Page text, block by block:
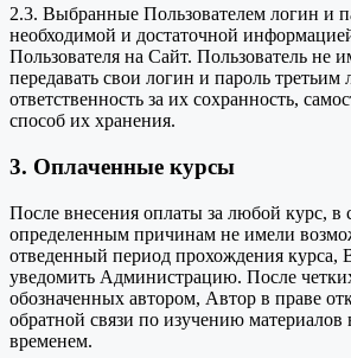
2.3. Выбранные Пользователем логин и
необходимой и достаточной
Пользователя на Сайт. Пользователь не
передавать свои логин и пароль
ответственность за их сохранность,
способ их хранения.
3. Оплаченные курсы
После внесения оплаты за любой курс, в
определенным причинам не имели
отведенный период прохождения курса,
уведомить Администрацию. После
обозначенных автором, Автор в праве
обратной связи по изучению
временем.